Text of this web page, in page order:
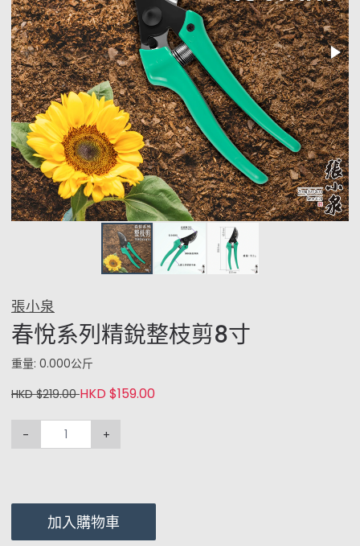
張小泉
春悅系列精銳整枝剪8寸
重量: 0.000公斤
HKD $219.00HKD $159.00
- +
加入購物車